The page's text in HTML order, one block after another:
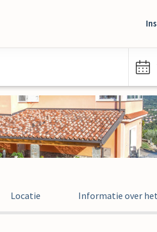
Locatie Informatie over